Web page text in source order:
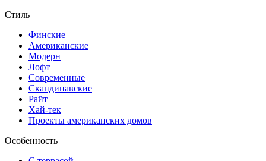
Стиль
Финские
Американские
Модерн
Лофт
Современные
Скандинавские
Райт
Хай-тек
Проекты американских домов
Особенность